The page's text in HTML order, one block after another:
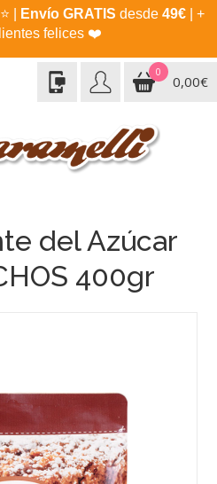
⭐ Envío GRATIS desde 49€| +
felices ❤️
0
0,00€
del Azúcar
400gr